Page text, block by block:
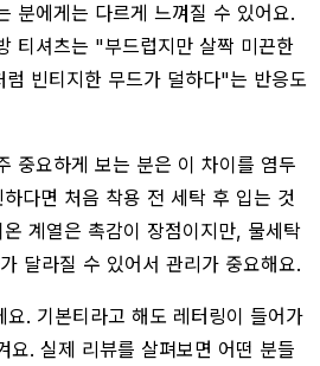
분에게는 다르게 느껴질 수 있어요.
티셔츠는 "부드럽지만 살짝 미끈한
빈티지한 무드가 덜하다"는 반응도
중요하게 보는 분은 이 차이를 염두
다면 처음 착용 전 세탁 후 입는 것
계열은 촉감이 장점이지만, 물세탁
달라질 수 있어서 관리가 중요해요.
요. 기본티라고 해도 레터링이 들어가
요. 실제 리뷰를 살펴보면 어떤 분들